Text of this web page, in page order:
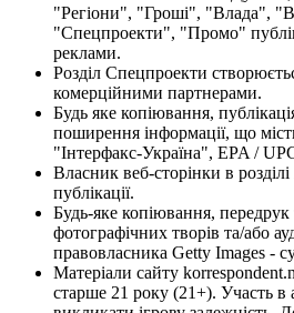
"Регіони", "Гроші", "Влада",
"Спецпроекти", "Промо"
реклами.
Розділ Спецпроекти
комерційними партнерами.
Будь яке копіювання,
поширення інформації, що
"Інтерфакс-Україна", EPA /
Власник веб-сторінки в
публікації.
Будь-яке копіювання, передрук
фотографічних творів та/або
правовласника Getty Images -
Матеріали сайту
старше 21 року (21+). Участь в